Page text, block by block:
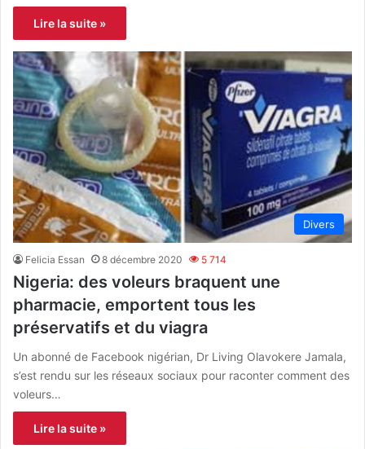
Lire la suite »
Divers
Felicia Essan 8 décembre 2020 5 714
Nigeria: des voleurs braquent une
pharmacie, emportent tous les
préservatifs et du viagra
Un abonné de Facebook nigérian, Dr Living Olavokere Jamala,
s’est rendu sur les réseaux sociaux pour raconter comment des
voleurs…
Lire la suite »